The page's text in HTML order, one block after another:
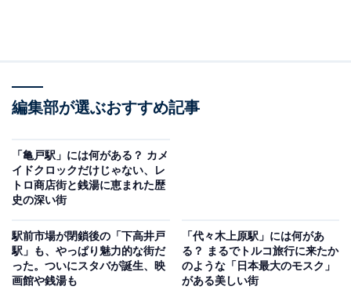
二子新地駅は1927年に玉川電気鉄道溝ノ口線（現在の田
格。江戸時代の頃は静かな田園地帯であり、そこに新し
い歓楽街（関西圏の呼び方で「新地」）が開かれたこと
が駅名の由来になったそうです。
編集部が選ぶおすすめ記事
「亀戸駅」には何がある？ カメ
イドクロックだけじゃない、レ
トロ商店街と銭湯に恵まれた歴
史の深い街
駅前市場が閉鎖後の「下高井戸
駅」も、やっぱり魅力的な街だ
った。ついにスタバが誕生、映
画館や銭湯も
「代々木上原駅」には何があ
る？ まるでトルコ旅行に来たか
のような「日本最大のモスク」
がある美しい街